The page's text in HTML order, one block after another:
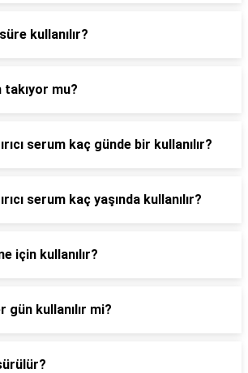
kullanılır?
mu?
serum kaç günde bir kullanılır?
serum kaç yaşında kullanılır?
için kullanılır?
gün kullanılır mi?